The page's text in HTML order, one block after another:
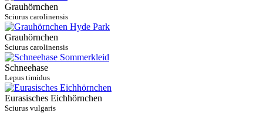
Grauhörnchen
Sciurus carolinensis
Grauhörnchen
Sciurus carolinensis
Schneehase
Lepus timidus
Eurasisches Eichhörnchen
Sciurus vulgaris